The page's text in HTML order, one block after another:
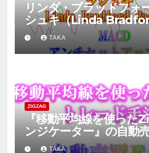
リンダ・ブラッドフォ
シュキ（Linda
Raschke）氏のMACD
証してみた
TAKA
ZIGZAG
『移動平均線を使った
ンジケーター』の自動
証結果と勝てるロジック
TAKA